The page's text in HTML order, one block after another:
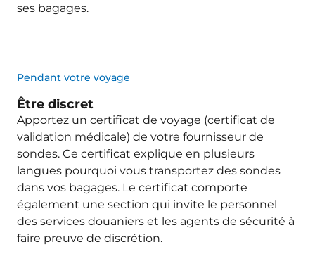
ses bagages.
Pendant votre voyage
Être discret
Apportez un certificat de voyage (certificat de
validation médicale) de votre fournisseur de
sondes. Ce certificat explique en plusieurs
langues pourquoi vous transportez des sondes
dans vos bagages. Le certificat comporte
également une section qui invite le personnel
des services douaniers et les agents de sécurité à
faire preuve de discrétion.